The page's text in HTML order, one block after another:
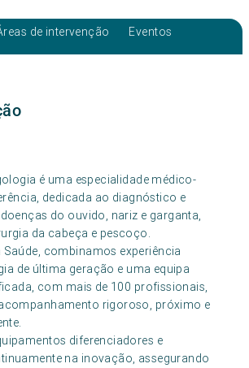
de intervenção Eventos
é uma especialidade médico-
dedicada ao diagnóstico e
do ouvido, nariz e garganta,
da cabeça e pescoço.
combinamos experiência
de última geração e uma equipa
com mais de 100 profissionais,
rigoroso, próximo e
diferenciadores e
na inovação, assegurando